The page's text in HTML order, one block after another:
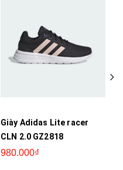
Giày Adidas Lite racer
CLN 2.0 GZ2818
980.000₫